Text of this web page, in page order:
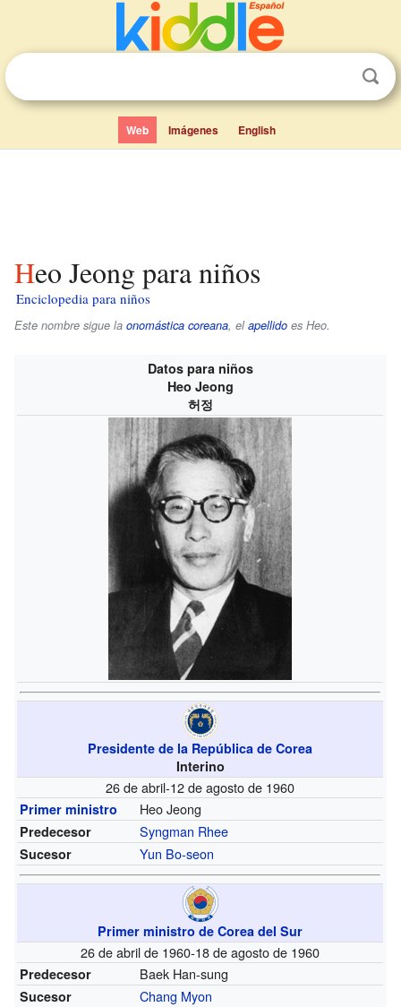
Web Imágenes English
Heo Jeong para niños
Enciclopedia para niños
Este nombre sigue la onomástica coreana, elapellido es Heo.
Datos para niños
Heo Jeong
허정
Presidente de la República de Corea
Interino
26 de abril-12 de agosto de 1960
Primer ministro Heo Jeong
Predecesor Syngman Rhee
Sucesor Yun Bo-seon
Primer ministro de Corea del Sur
26 de abril de 1960-18 de agosto de 1960
Predecesor Baek Han-sung
Sucesor Chang Myon